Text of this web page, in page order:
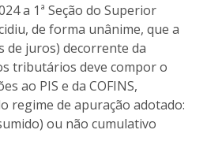
a 1ª Seção do Superior
de forma unânime, que a
de juros) decorrente da
tributários deve compor o
ao PIS e da COFINS,
regime de apuração adotado:
ou não cumulativo